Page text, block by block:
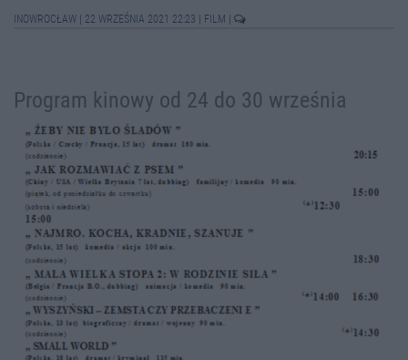
INOWROCŁAW 22 WRZEŚNIA 2021 22:23 FILM
Program kinowy od 24 do 30 września